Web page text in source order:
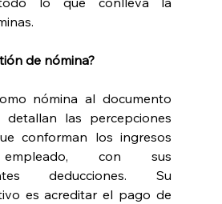
de nómina?
nómina al documento
las percepciones
conforman los ingresos
con sus
deducciones. Su
es acreditar el pago de